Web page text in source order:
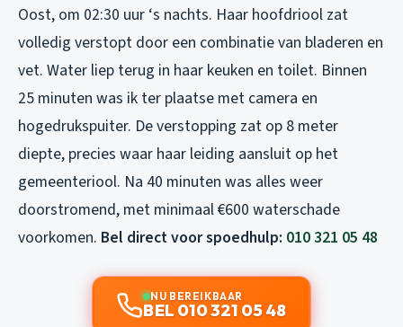
Oost, om 02:30 uur ‘s nachts. Haar hoofdriool zat
volledig verstopt door een combinatie van bladeren en
vet. Water liep terug in haar keuken en toilet. Binnen
25 minuten was ik ter plaatse met camera en
hogedrukspuiter. De verstopping zat op 8 meter
diepte, precies waar haar leiding aansluit op het
gemeenteriool. Na 40 minuten was alles weer
doorstromend, met minimaal €600 waterschade
voorkomen. Bel direct voor spoedhulp: 010 321 05 48
NU BEREIKBAAR
BEL 010 321 05 48